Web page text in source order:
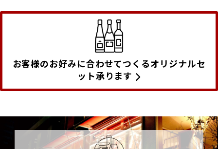
お客様のお好みに合わせてつくるオリジナルセ
ット承ります